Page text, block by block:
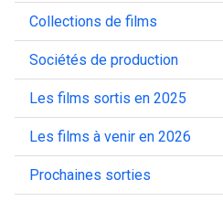
Collections de films
Sociétés de production
Les films sortis en 2025
Les films à venir en 2026
Prochaines sorties